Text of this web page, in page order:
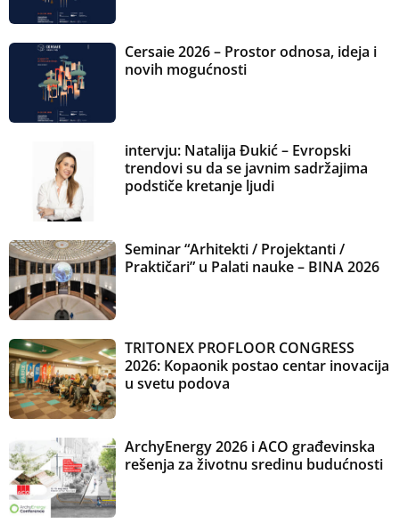
Cersaie 2026 – Prostor odnosa, ideja i
novih mogućnosti
intervju: Natalija Đukić – Evropski
trendovi su da se javnim sadržajima
podstiče kretanje ljudi
Seminar “Arhitekti / Projektanti /
Praktičari” u Palati nauke – BINA 2026
TRITONEX PROFLOOR CONGRESS
2026: Kopaonik postao centar inovacija
u svetu podova
ArchyEnergy 2026 i ACO građevinska
rešenja za životnu sredinu budućnosti